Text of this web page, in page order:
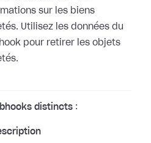
sur les biens
Utilisez les données du
pour retirer les objets
distincts :